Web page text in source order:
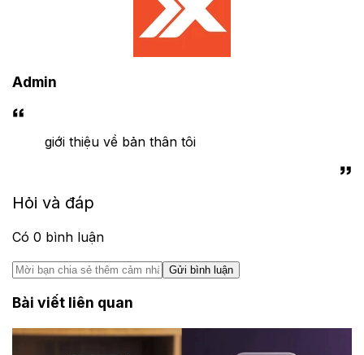
Admin
giới thiệu về bản thân tôi
Hỏi và đáp
Có 0 bình luận
Gửi bình luận
Bài viết liên quan